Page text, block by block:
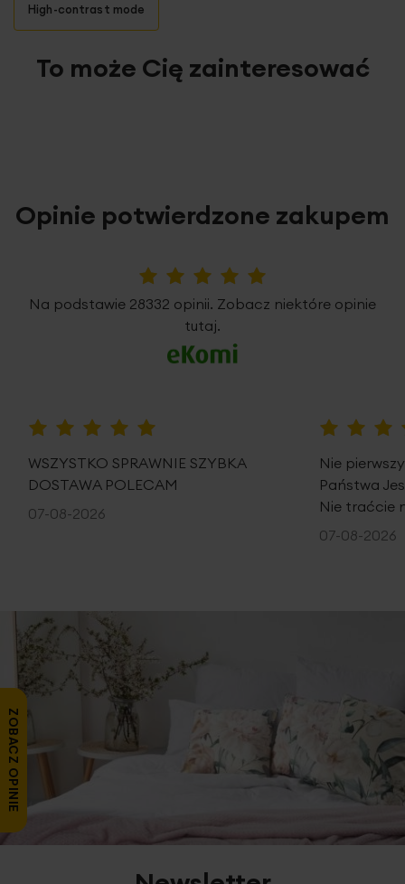
bawełniana
prać w temperaturze: 40oC
High-contrast mode
To może Cię zainteresować
Opinie potwierdzone zakupem
Na podstawie 28332 opinii. Zobacz niektóre opinie
tutaj.
WSZYSTKO SPRAWNIE SZYBKA
DOSTAWA POLECAM
07-08-2026
Nie
Państwa
Nie traćcie
07-08-2026
ZOBACZ OPINIE